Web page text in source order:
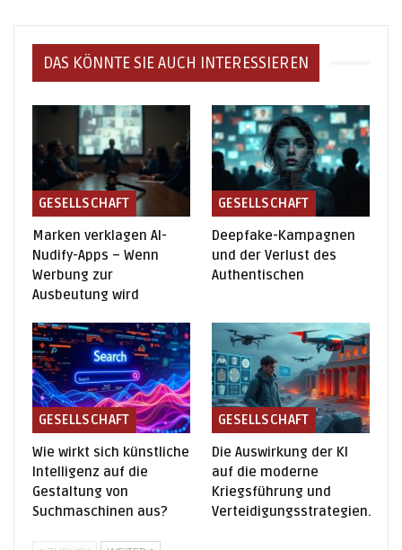
DAS KÖNNTE SIE AUCH INTERESSIEREN
GESELLSCHAFT
Marken verklagen AI-
Nudify-Apps – Wenn
Werbung zur
Ausbeutung wird
GESELLSCHAFT
Deepfake-Kampagnen
und der Verlust des
Authentischen
GESELLSCHAFT
Wie wirkt sich künstliche
Intelligenz auf die
Gestaltung von
Suchmaschinen aus?
GESELLSCHAFT
Die Auswirkung der KI
auf die moderne
Kriegsführung und
Verteidigungsstrategien.